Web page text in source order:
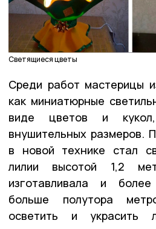
Светящиеся цветы
Среди работ мастерицы
как миниатюрные
виде цветов и
внушительных размеров.
в новой технике стал
лилии высотой 1,2
изготавливала и
больше полутора
осветить и украсить